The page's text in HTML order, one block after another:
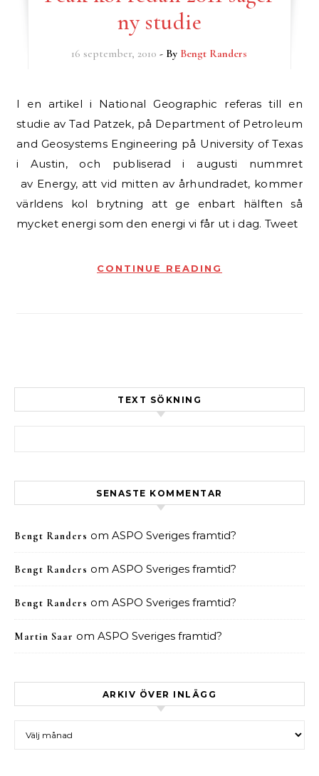
ny studie
16 september, 2010 - By Bengt Randers
I en artikel i National Geographic referas till en
studie av Tad Patzek, på Department of Petroleum
and Geosystems Engineering på University of Texas
i Austin, och publiserad i augusti nummret
av Energy, att vid mitten av århundradet, kommer
världens kol brytning att ge enbart hälften så
mycket energi som den energi vi får ut i dag. Tweet
CONTINUE READING
TEXT SÖKNING
SENASTE KOMMENTAR
Bengt Randers om ASPO Sveriges framtid?
Bengt Randers om ASPO Sveriges framtid?
Bengt Randers om ASPO Sveriges framtid?
Martin Saar om ASPO Sveriges framtid?
ARKIV ÖVER INLÄGG